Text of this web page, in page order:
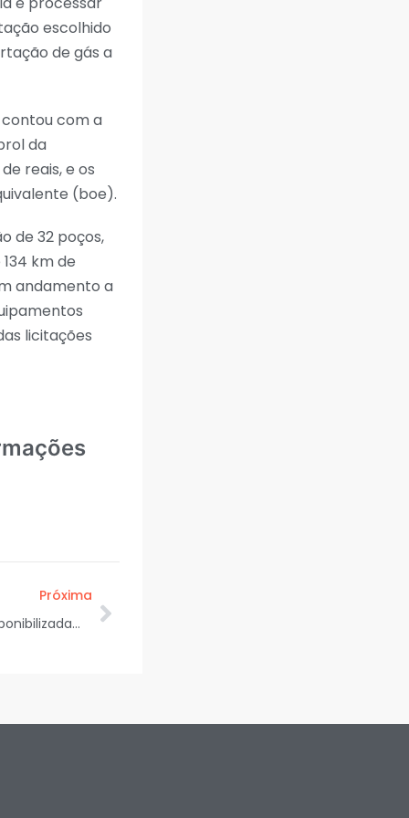
escolhido
de gás a
com a
da
reais, e os
(boe).
de 32 poços,
km de
andamento a
licitações
Próxima
Confira vagas de emprego disponibilizadas pela Prefeitura para esta quarta